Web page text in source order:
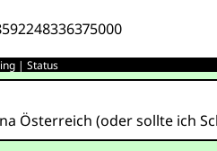
|Status
Österreich (oder sollte ich